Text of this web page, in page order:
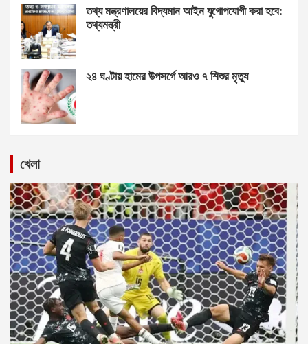
তথ্য মন্ত্রণালয়ের বিদ্যমান আইন যুগোপযোগী করা হবে:
তথ্যমন্ত্রী
২৪ ঘণ্টায় হামের উপসর্গে আরও ৭ শিশুর মৃত্যু
খেলা